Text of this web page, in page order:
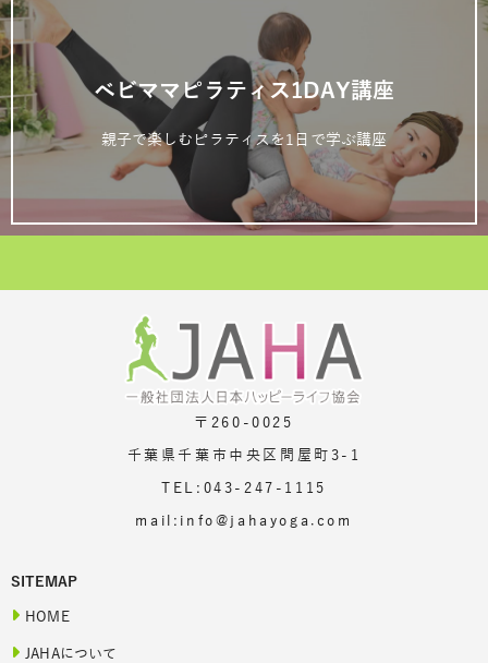
ベビママピラティス1DAY講座
親子で楽しむピラティスを1日で学ぶ講座
〒260-0025
千葉県千葉市中央区問屋町3-1
TEL:043-247-1115
mail:info@jahayoga.com
SITEMAP
HOME
JAHAについて